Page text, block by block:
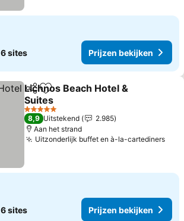
6 sites Prijzen bekijken
DelenToevoegen aan favorieten
Lichnos Beach Hotel &
Suites
5 Sterren
8,9 Uitstekend
2.985
Aan het strand
Uitzonderlijk buffet en à-la-cartediners
6 sites Prijzen bekijken